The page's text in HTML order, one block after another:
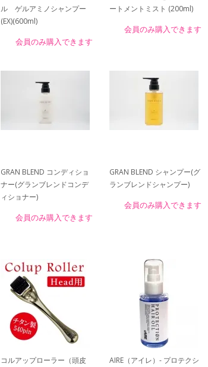
ル ゲルアミノシャンプー
(EX)(600ml)
会員のみ購入できます
ートメントミスト (200ml)
会員のみ購入できます
GRAN BLEND コンディショ
ナー(グランブレンドコンデ
ィショナー)
会員のみ購入できます
GRAN BLEND シャンプー(グ
ランブレンドシャンプー)
会員のみ購入できます
コルアップローラー（頭皮
AIRE（アイレ）- プロテクシ